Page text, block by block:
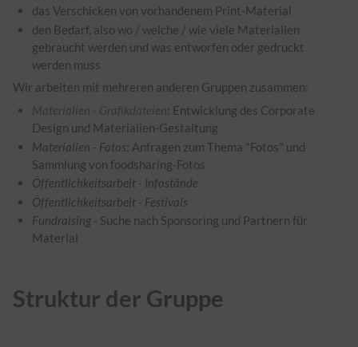
das Verschicken von vorhandenem Print-Material
den Bedarf, also wo / welche / wie viele Materialien
gebraucht werden und was entworfen oder gedruckt
werden muss
Wir arbeiten mit mehreren anderen Gruppen zusammen:
Materialien - Grafikdateien: Entwicklung des Corporate
Design und Materialien-Gestaltung
Materialien - Fotos: Anfragen zum Thema "Fotos" und
Sammlung von foodsharing-Fotos
Öffentlichkeitsarbeit - Infostände
Öffentlichkeitsarbeit - Festivals
Fundraising - Suche nach Sponsoring und Partnern für
Material
Struktur der Gruppe